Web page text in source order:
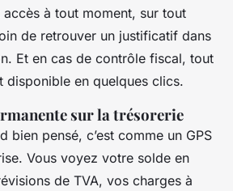
à tout moment, sur tout
de retrouver un justificatif dans
Et en cas de contrôle fiscal, tout
disponible en quelques clics.
sur la trésorerie
bien pensé, c’est comme un GPS
Vous voyez votre solde en
de TVA, vos charges à